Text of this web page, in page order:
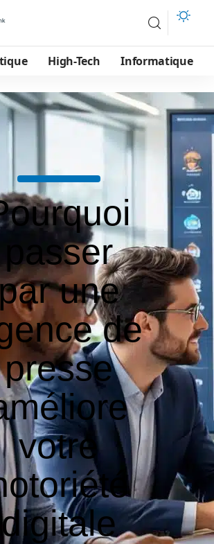
High-Tech Informatique
passer
une
de
presse
votre
digitale